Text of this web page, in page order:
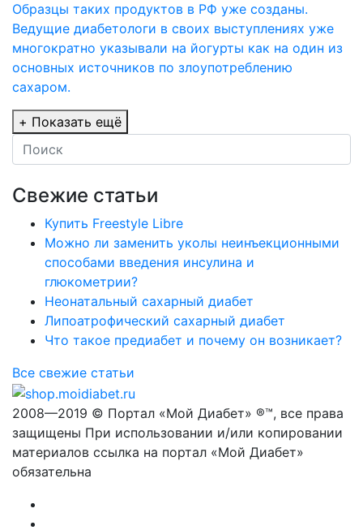
Образцы таких продуктов в РФ уже созданы.
Ведущие диабетологи в своих выступлениях уже
многократно указывали на йогурты как на один из
основных источников по злоупотреблению
сахаром.
+ Показать ещё
Свежие статьи
Купить Freestyle Libre
Можно ли заменить уколы неинъекционными
способами введения инсулина и
глюкометрии?
Неонатальный сахарный диабет
Липоатрофический сахарный диабет
Что такое предиабет и почему он возникает?
Все свежие статьи
2008—2019 © Портал «Мой Диабет» ®™, все права
защищены При использовании и/или копировании
материалов ссылка на портал «Мой Диабет»
обязательна